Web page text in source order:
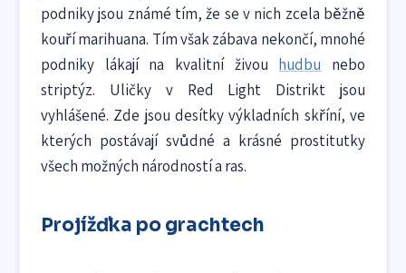
podniky jsou známé tím, že se v nich zcela běžně
kouří marihuana. Tím však zábava nekončí, mnohé
podniky lákají na kvalitní živou hudbu nebo
striptýz. Uličky v Red Light Distrikt jsou
vyhlášené. Zde jsou desítky výkladních skříní, ve
kterých postávají svůdné a krásné prostitutky
všech možných národností a ras.
Projížďka po grachtech